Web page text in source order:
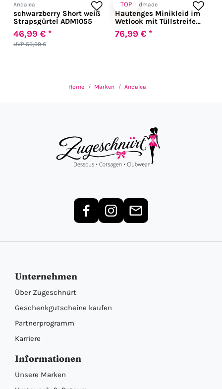
Andalea
schwarzberry Short weiß
Strapsgürtel ADM1055
UVP 59,99 €
46,99 € *
TOP
Noir Handmade
Hautenges Minikleid im
Wetlook mit Tüllstreifen
in schwarz
76,99 € *
Home Marken Andalea
Unternehmen
Über Zugeschnürt
Geschenkgutscheine kaufen
Partnerprogramm
Karriere
Informationen
Unsere Marken